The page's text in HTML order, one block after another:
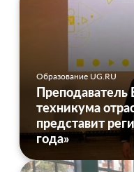
Образование UG.RU
Преподаватель
техникума
представит
года»